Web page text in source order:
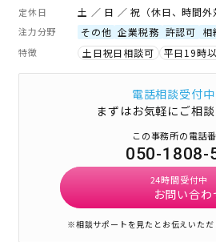
定休日 土 ／ 日 ／ 祝（休日、時間外
注力分野 その他 企業税務 許認可 相
特徴 土日祝日相談可 平日19時
電話相談受付中
まずはお気軽にご相
この事務所の電話
050-1808-
24時間受付中
お問い合わ
※相談サポートを見たとお伝えいただ